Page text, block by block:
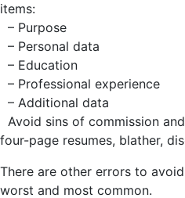
items:
– Purpose
– Personal data
– Education
– Professional experience
– Additional data
Avoid sins of commission
four-page resumes, blather,
There are other errors to
worst and most common.